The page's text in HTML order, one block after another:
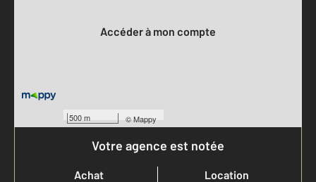
500 m ©Mappy
Accéder à mon compte
Votre agence est notée
Achat
Location